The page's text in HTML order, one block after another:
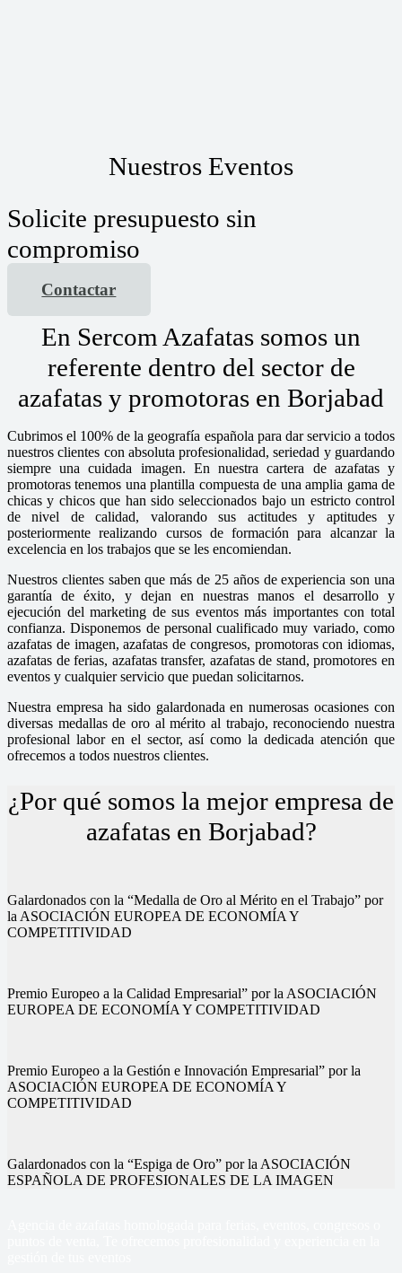
Nuestros Eventos
Solicite presupuesto sin
compromiso
Contactar
En Sercom Azafatas somos un
referente dentro del sector de
azafatas y promotoras en Borjabad
Cubrimos el 100% de la geografía española para dar servicio a todos
nuestros clientes con absoluta profesionalidad, seriedad y guardando
siempre una cuidada imagen. En nuestra cartera de azafatas y
promotoras tenemos una plantilla compuesta de una amplia gama de
chicas y chicos que han sido seleccionados bajo un estricto control
de nivel de calidad, valorando sus actitudes y aptitudes y
posteriormente realizando cursos de formación para alcanzar la
excelencia en los trabajos que se les encomiendan.
Nuestros clientes saben que más de 25 años de experiencia son una
garantía de éxito, y dejan en nuestras manos el desarrollo y
ejecución del marketing de sus eventos más importantes con total
confianza. Disponemos de personal cualificado muy variado, como
azafatas de imagen, azafatas de congresos, promotoras con idiomas,
azafatas de ferias, azafatas transfer, azafatas de stand, promotores en
eventos y cualquier servicio que puedan solicitarnos.
Nuestra empresa ha sido galardonada en numerosas ocasiones con
diversas medallas de oro al mérito al trabajo, reconociendo nuestra
profesional labor en el sector, así como la dedicada atención que
ofrecemos a todos nuestros clientes.
¿Por qué somos la mejor empresa de
azafatas en Borjabad?
Galardonados con la “Medalla de Oro al Mérito en el Trabajo” por
la ASOCIACIÓN EUROPEA DE ECONOMÍA Y
COMPETITIVIDAD
Premio Europeo a la Calidad Empresarial” por la ASOCIACIÓN
EUROPEA DE ECONOMÍA Y COMPETITIVIDAD
Premio Europeo a la Gestión e Innovación Empresarial” por la
ASOCIACIÓN EUROPEA DE ECONOMÍA Y
COMPETITIVIDAD
Galardonados con la “Espiga de Oro” por la ASOCIACIÓN
ESPAÑOLA DE PROFESIONALES DE LA IMAGEN